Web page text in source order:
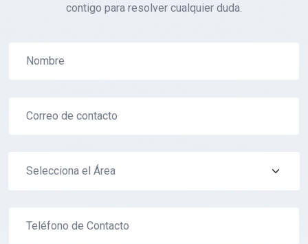
contigo para resolver cualquier duda.